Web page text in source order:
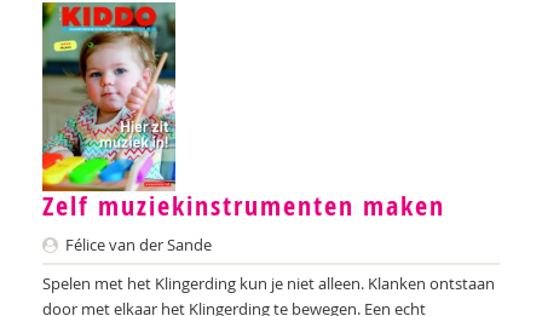
Marianne Boogaard
Caroline Boudry
Iris Brandsteder
Kees Broekhof
Helma Brouwers
Zelf muziekinstrumenten maken
Félice van der Sande
Spelen met het Klingerding kun je niet alleen. Klanken ontstaan
door met elkaar het Klingerding te bewegen. Een echt